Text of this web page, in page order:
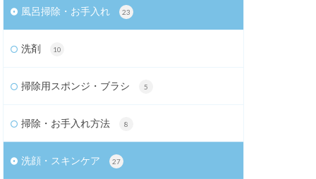
風呂掃除・お手入れ 23
洗剤 10
掃除用スポンジ・ブラシ 5
掃除・お手入れ方法 8
洗顔・スキンケア 27